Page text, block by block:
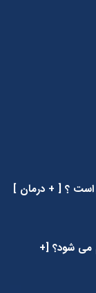
است ؟ [ + درمان ]
می شود؟ [+